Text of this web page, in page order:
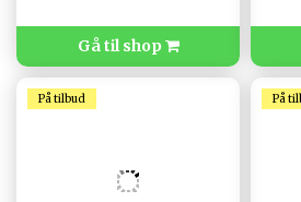
Gå til shop
På tilbud På